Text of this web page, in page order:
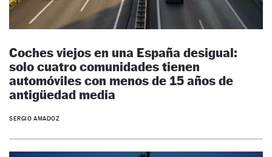
Coches viejos en una España desigual:
solo cuatro comunidades tienen
automóviles con menos de 15 años de
antigüedad media
SERGIO AMADOZ